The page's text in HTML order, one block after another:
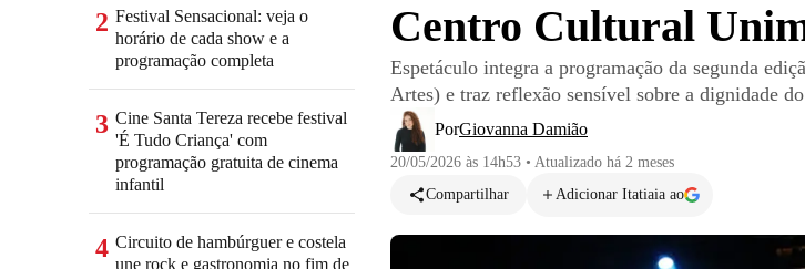
Centro Cultural
Espetáculo integra a programação da segunda
Artes) e traz reflexão sensível sobre a dignidade
PorGiovanna Damião
20/05/2026 às 14h53 • Atualizado há 2 meses
Compartilhar
Adicionar Itatiaia ao
2 Festival Sensacional: veja o
horário de cada show e a
programação completa
3 Cine Santa Tereza recebe festival
'É Tudo Criança' com
programação gratuita de cinema
infantil
4 Circuito de hambúrguer e costela
une rock e gastronomia no fim de